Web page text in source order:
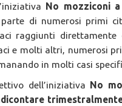
No mozziconi
parte di numerosi primi
raggiunti
e molti altri, numerosi
in molti casi
dell’iniziativa
No